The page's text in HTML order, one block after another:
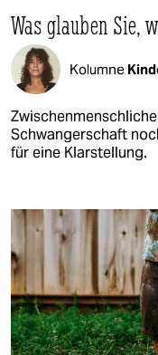
Was glauben Sie,
Kolumne
Schwangerschaft
für eine Klarstellung.